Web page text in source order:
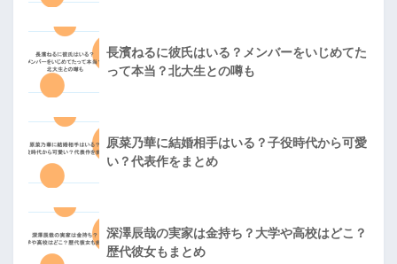
長濱ねるに彼氏はいる？メンバーをいじめてた
って本当？北大生との噂も
原菜乃華に結婚相手はいる？子役時代から可愛
い？代表作をまとめ
深澤辰哉の実家は金持ち？大学や高校はどこ？
歴代彼女もまとめ